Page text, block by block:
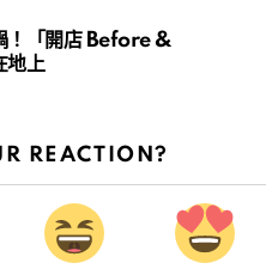
！「開店 Before &
地上
REACTION?